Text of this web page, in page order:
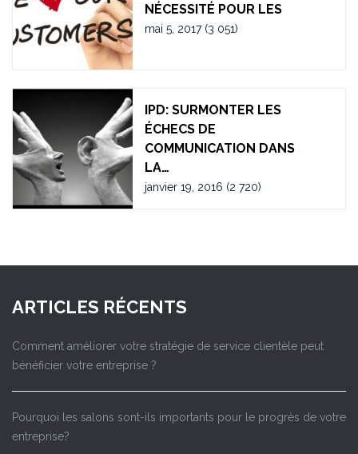
NÉCESSITÉ POUR LES
mai 5, 2017 (3 051)
IPD: SURMONTER LES
ÉCHECS DE
COMMUNICATION DANS
LA…
janvier 19, 2016 (2 720)
ARTICLES RÉCENTS
Comment améliorer votre stratégie de service clientèle peut
bénéficier votre entreprise ?
Pourquoi les salons sont-ils importants pour le progrès de votre
entreprise?